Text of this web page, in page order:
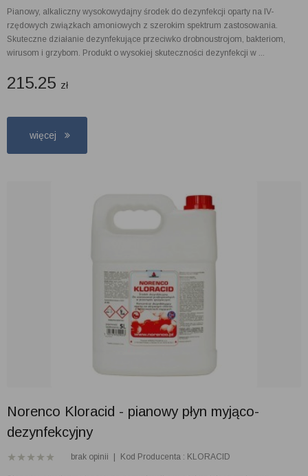
Pianowy, alkaliczny wysokowydajny środek do dezynfekcji oparty na IV-
rzędowych związkach amoniowych z szerokim spektrum zastosowania.
Skuteczne działanie dezynfekujące przeciwko drobnoustrojom, bakteriom,
wirusom i grzybom. Produkt o wysokiej skuteczności dezynfekcji w ...
215.25 zł
więcej
Norenco Kloracid - pianowy płyn myjąco-
dezynfekcyjny
brak opinii Kod Producenta : KLORACID